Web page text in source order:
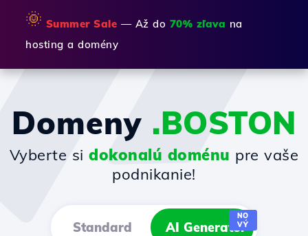
🌞 Summer Sale — Až do 70% zľava na
hosting a domény
Domeny .BOSTON
Vyberte sidokonalú doménu pre vaše
podnikanie!
Standard AI Generator
NO
VÝ